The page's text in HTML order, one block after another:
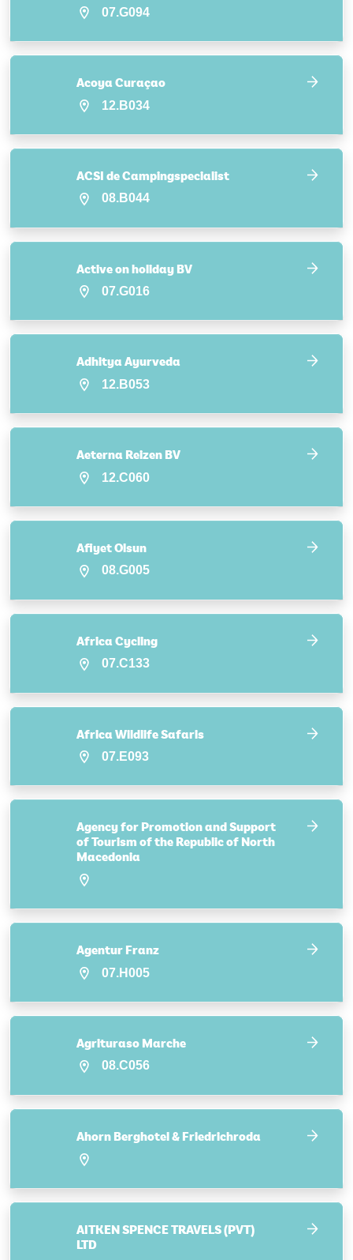
07.G094
Acoya Curaçao
12.B034
ACSI de Campingspecialist
08.B044
Active on holiday BV
07.G016
Adhitya Ayurveda
12.B053
Aeterna Reizen BV
12.C060
Afiyet Olsun
08.G005
Africa Cycling
07.C133
Africa Wildlife Safaris
07.E093
Agency for Promotion and Support
of Tourism of the Republic of North
Macedonia
Agentur Franz
07.H005
Agrituraso Marche
08.C056
Ahorn Berghotel & Friedrichroda
AITKEN SPENCE TRAVELS (PVT)
LTD